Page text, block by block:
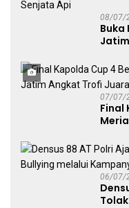
08/07/
Buka
07/07/
Final
06/07/